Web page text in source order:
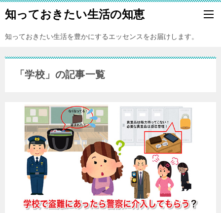
知っておきたい生活の知恵
知っておきたい生活を豊かにするエッセンスをお届けします。
「学校」の記事一覧